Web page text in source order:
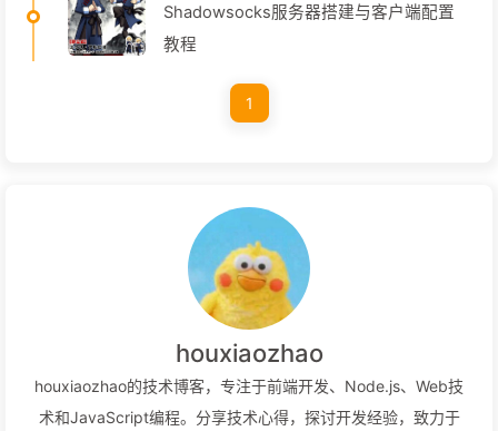
Shadowsocks服务器搭建与客户端配置
教程
1
houxiaozhao
houxiaozhao的技术博客，专注于前端开发、Node.js、Web技
术和JavaScript编程。分享技术心得，探讨开发经验，致力于